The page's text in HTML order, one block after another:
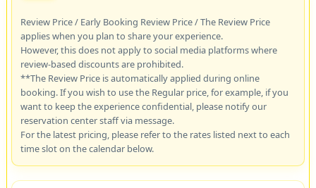
Review Price / Early Booking Review Price / The Review Price
applies when you plan to share your experience.
However, this does not apply to social media platforms where
review-based discounts are prohibited.
**The Review Price is automatically applied during online
booking. If you wish to use the Regular price, for example, if you
want to keep the experience confidential, please notify our
reservation center staff via message.
For the latest pricing, please refer to the rates listed next to each
time slot on the calendar below.